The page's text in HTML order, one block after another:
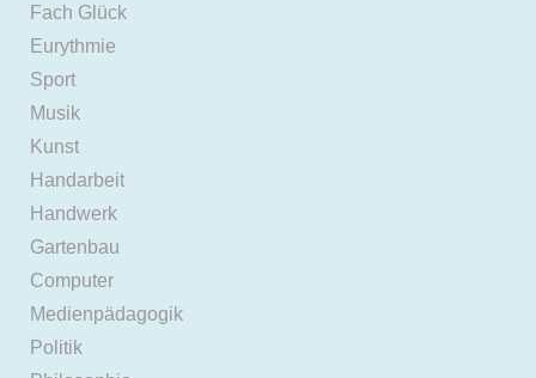
Fach Glück
Eurythmie
Sport
Musik
Kunst
Handarbeit
Handwerk
Gartenbau
Computer
Medienpädagogik
Politik